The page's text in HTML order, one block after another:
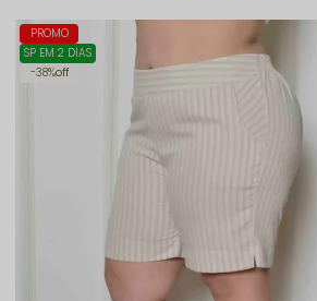
38%off
PROMO
SP EM 2 DIAS